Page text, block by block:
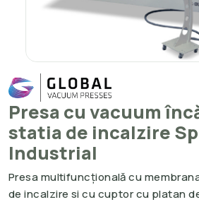
Presa cu vacuum
statia de incalzire
Industrial
Presa multifuncțională cu
de incalzire si cu cuptor cu platan